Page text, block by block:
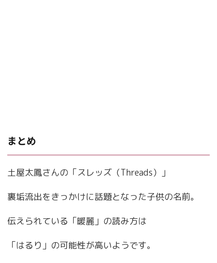
まとめ
土屋太鳳さんの「スレッズ（Threads）」
裏垢流出をきっかけに話題となった子供の名前。
伝えられている「暖麗」の読み方は
「はるり」の可能性が高いようです。